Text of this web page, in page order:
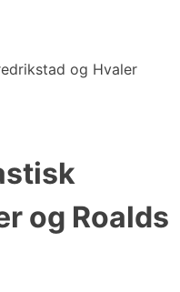
og Hvaler
og Roalds